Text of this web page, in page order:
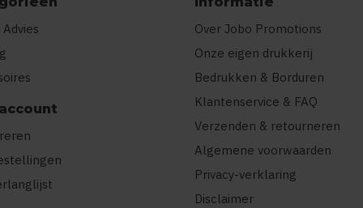
Over Jobo Promotions
Onze eigen drukkerij
Bedrukken & Borduren
Klantenservice & FAQ
Verzenden & retourneren
Algemene voorwaarden
Privacy-verklaring
Disclaimer